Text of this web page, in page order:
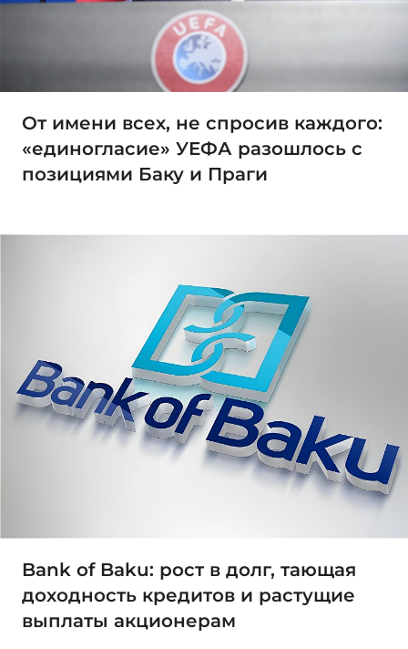
От имени всех, не спросив каждого:
«единогласие» УЕФА разошлось с
позициями Баку и Праги
Bank of Baku: рост в долг, тающая
доходность кредитов и растущие
выплаты акционерам